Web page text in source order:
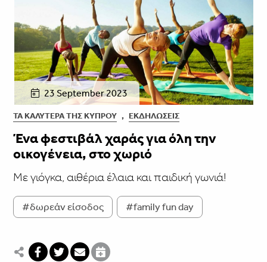
23 September 2023
ΤΑ ΚΑΛΎΤΕΡΑ ΤΗΣ ΚΎΠΡΟΥ , ΕΚΔΗΛΏΣΕΙΣ
Ένα φεστιβάλ χαράς για όλη την
οικογένεια, στο χωριό
Με γιόγκα, αιθέρια έλαια και παιδική γωνιά!
#δωρεάν είσοδος #family fun day